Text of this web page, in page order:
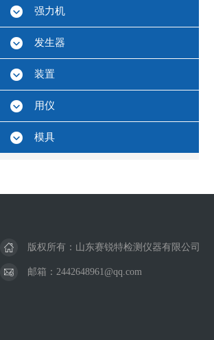
强力机
发生器
装置
用仪
模具
版权所有：山东赛锐特检测仪器有限公司
邮箱：2442648961@qq.com